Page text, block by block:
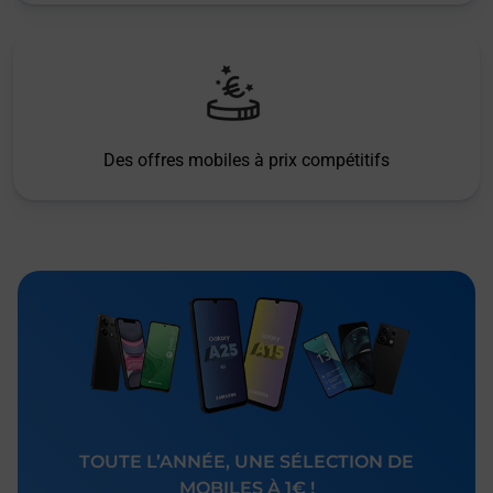
Des offres mobiles à prix compétitifs
TOUTE L’ANNÉE, UNE SÉLECTION DE
MOBILES À 1€ !